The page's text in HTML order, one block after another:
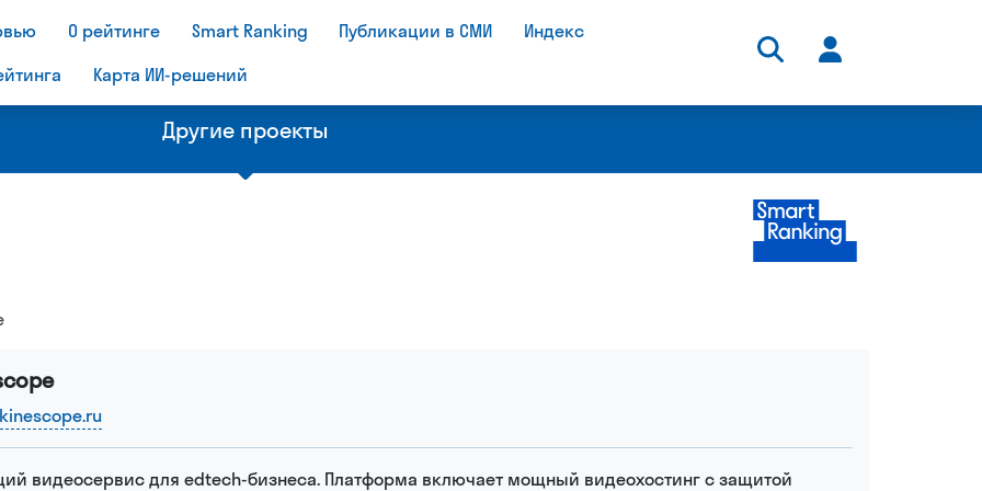
О рейтинге Smart Ranking Публикации в СМИ
Индекс
Карта ИИ-решений
Другие проекты
эдтех-
видеосервис для edtech-бизнеса. Платформа включает мощный видеохостинг с защитой